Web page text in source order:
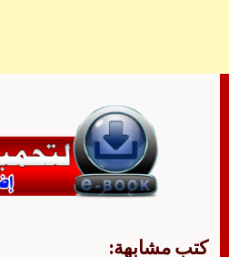
كتب مشابهة: